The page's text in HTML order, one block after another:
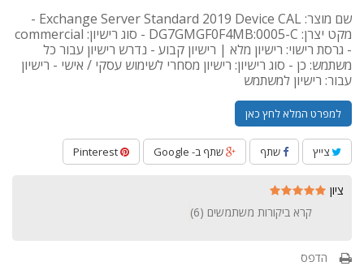
שם מוצר: Exchange Server Standard 2019 Device CAL -
מקט יצרן: DG7GMGF0F4MB:0005-C - סוג רישיון: commercial
- גרסת רישוי: רישיון מלא | רישיון קבוע - נדרש רישיון עבור כל
משתמש: כן - סוג רישיון: רישיון מסחרי לשימוש עסקי / אישי - רישיון
עבור: רישיון למשתמש
למפרט המלא לחץ כאן
צייץ שתף שתף ב- Google
ציון
קרא ביקורות משתמשים (6
)
הדפס